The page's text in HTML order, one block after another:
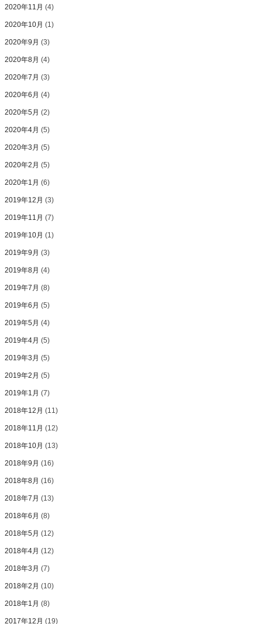
2020年11月 (4)
2020年10月 (1)
2020年9月 (3)
2020年8月 (4)
2020年7月 (3)
2020年6月 (4)
2020年5月 (2)
2020年4月 (5)
2020年3月 (5)
2020年2月 (5)
2020年1月 (6)
2019年12月 (3)
2019年11月 (7)
2019年10月 (1)
2019年9月 (3)
2019年8月 (4)
2019年7月 (8)
2019年6月 (5)
2019年5月 (4)
2019年4月 (5)
2019年3月 (5)
2019年2月 (5)
2019年1月 (7)
2018年12月 (11)
2018年11月 (12)
2018年10月 (13)
2018年9月 (16)
2018年8月 (16)
2018年7月 (13)
2018年6月 (8)
2018年5月 (12)
2018年4月 (12)
2018年3月 (7)
2018年2月 (10)
2018年1月 (8)
2017年12月 (19)